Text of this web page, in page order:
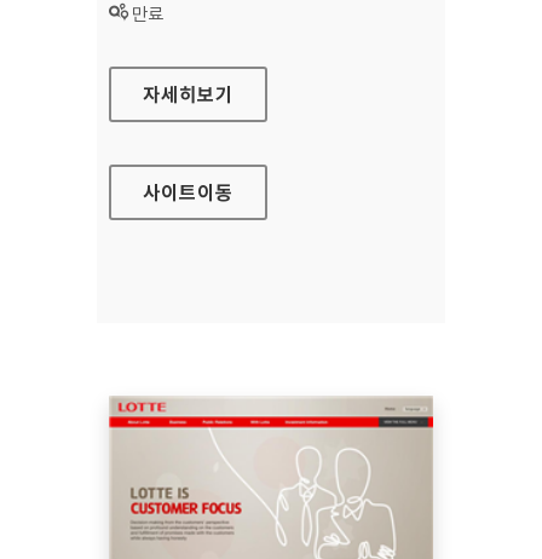
상태 :
만료
부산문화관광 홈페이지
자세히보기
사이트이동